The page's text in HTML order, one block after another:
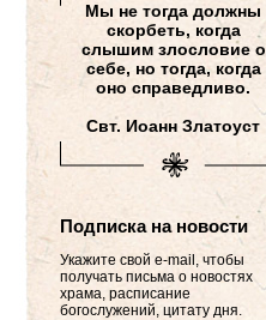
Мы не тогда должны
скорбеть, когда
слышим злословие о
себе, но тогда, когда
оно справедливо.
Свт. Иоанн Златоуст
Подписка на новости
Укажите свой e-mail, чтобы
получать письма о новостях
храма, расписание
богослужений, цитату дня.